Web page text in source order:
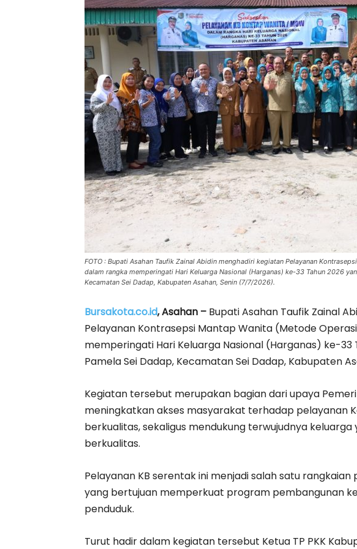
FOTO : Bupati Asahan Taufik Zainal Abidin menghadiri kegiatan Pelayanan
dalam rangka memperingati Hari Keluarga Nasional (Harganas) ke-33 Tahun 2026
Kecamatan Sei Dadap, Kabupaten Asahan, Senin (7/7/2026).
Bursakota.co.id, Asahan – Bupati Asahan Taufik Zainal
Pelayanan Kontrasepsi Mantap Wanita (Metode
memperingati Hari Keluarga Nasional (Harganas) ke-33
Pamela Sei Dadap, Kecamatan Sei Dadap, Kabupaten
Kegiatan tersebut merupakan bagian dari upaya
meningkatkan akses masyarakat terhadap pelayanan
berkualitas, sekaligus mendukung terwujudnya
berkualitas.
Pelayanan KB serentak ini menjadi salah satu
yang bertujuan memperkuat program pembangunan
penduduk.
Turut hadir dalam kegiatan tersebut Ketua TP PKK